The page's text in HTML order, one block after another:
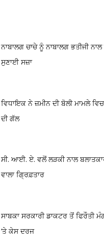
ਨਾਬਾਲਗ ਚਾਚੇ ਨੂੰ ਨਾਬਾਲਗ ਭਤੀਜੀ
ਸੁਣਾਈ ਸਜ਼ਾ
ਵਿਧਾਇਕ ਨੇ ਜ਼ਮੀਨ ਦੀ ਬੋਲੀ ਮਾਮਲੇ
ਦੀ ਗੱਲ
ਸੀ. ਆਈ. ਏ. ਵਲੋਂ ਲੜਕੀ ਨਾਲ
ਵਾਲਾ ਗ੍ਰਿਫ਼ਤਾਰ
ਸਾਬਕਾ ਸਰਕਾਰੀ ਡਾਕਟਰ ਤੋਂ ਫਿਰੌਤੀ
‘ਤੇ ਕੇਸ ਦਰਜ